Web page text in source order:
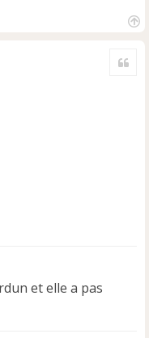
et elle a pas